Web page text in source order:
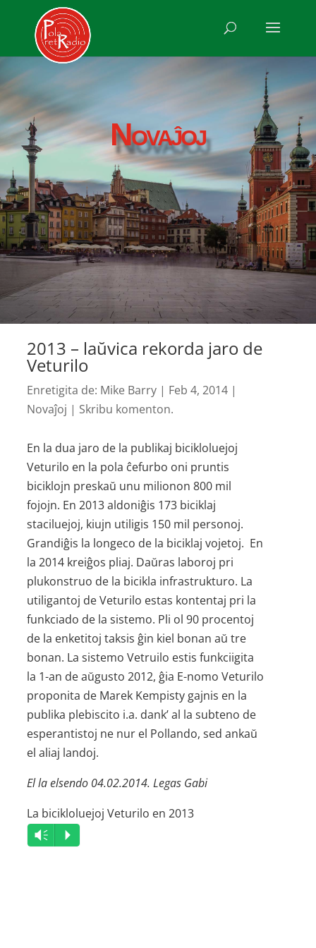
Novaĵoj
2013 – laŭvica rekorda jaro de
Veturilo
Enretigita de: Mike Barry | Feb 4, 2014 |
Novaĵoj | Skribu komenton.
En la dua jaro de la publikaj biciklo­luejoj
Veturilo en la pola ĉefurbo oni pruntis
biciklojn preskaŭ unu milionon 800 mil
fojojn. En 2013 aldoniĝis 173 biciklaj
staciluejoj, kiujn utiligis 150 mil personoj.
Grandiĝis la longeco de la biciklaj vojetoj. En
la 2014 kreiĝos pliaj. Daŭras laboroj pri
plukonstruo de la bicikla infrastrukturo. La
utiligantoj de Veturilo estas kontentaj pri la
funkciado de la sistemo. Pli ol 90 procentoj
de la enketitoj taksis ĝin kiel bonan aŭ tre
bonan. La sistemo Vetruilo estis funkciigita
la 1-an de aŭgusto 2012, ĝia E-nomo Veturilo
proponita de Marek Kempisty gajnis en la
publika plebiscito i.a. dank’ al la subteno de
esperantistoj ne nur el Pollando, sed ankaŭ
el aliaj landoj.
El la elsendo 04.02.2014. Legas Gabi
La bicikloluejoj Veturilo en 2013
Audio
Player
Vm P